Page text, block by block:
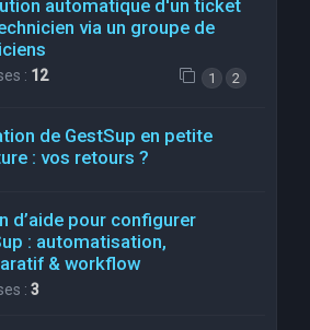
automatique d'un ticket
via un groupe de
: 12 1 2
de GestSup en petite
: vos retours ?
d’aide pour configurer
: automatisation,
& workflow
: 3